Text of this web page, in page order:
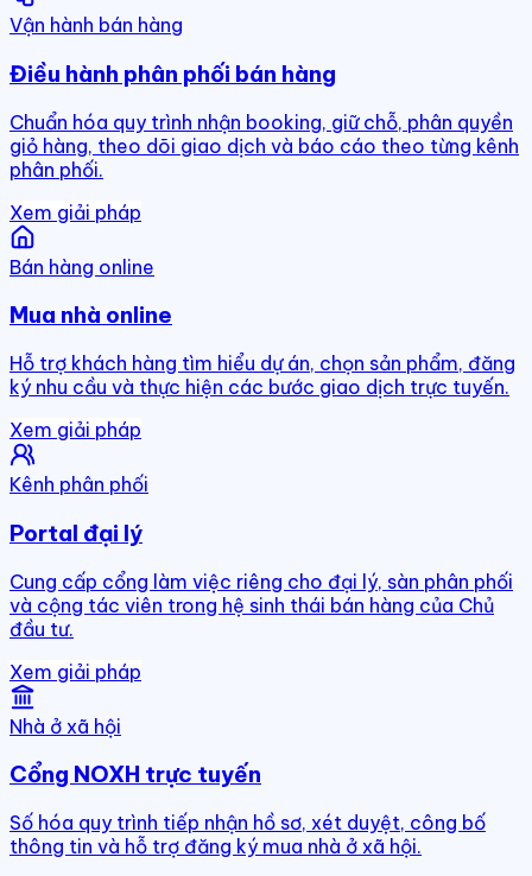
Vận hành bán hàng
Điều hành phân phối bán hàng
Chuẩn hóa quy trình nhận booking, giữ chỗ, phân quyền
giỏ hàng, theo dõi giao dịch và báo cáo theo từng kênh
phân phối.
Xem giải pháp
Bán hàng online
Mua nhà online
Hỗ trợ khách hàng tìm hiểu dự án, chọn sản phẩm, đăng
ký nhu cầu và thực hiện các bước giao dịch trực tuyến.
Xem giải pháp
Kênh phân phối
Portal đại lý
Cung cấp cổng làm việc riêng cho đại lý, sàn phân phối
và cộng tác viên trong hệ sinh thái bán hàng của Chủ
đầu tư.
Xem giải pháp
Nhà ở xã hội
Cổng NOXH trực tuyến
Số hóa quy trình tiếp nhận hồ sơ, xét duyệt, công bố
thông tin và hỗ trợ đăng ký mua nhà ở xã hội.